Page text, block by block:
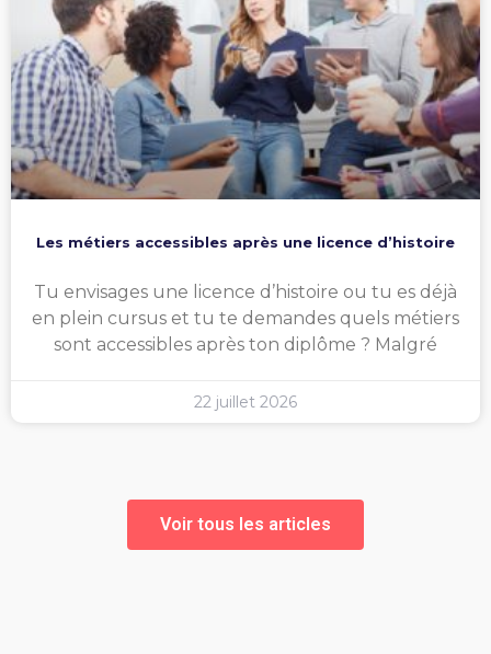
Les métiers accessibles après une licence d’histoire
Tu envisages une licence d’histoire ou tu es déjà
en plein cursus et tu te demandes quels métiers
sont accessibles après ton diplôme ? Malgré
22 juillet 2026
Voir tous les articles